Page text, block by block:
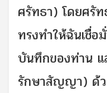
ศรัทธา) โดยศรั
ทรงทำให้ฉันเชื่อ
บันทึกของท่าน แ
รักษาสัญญา) ด้